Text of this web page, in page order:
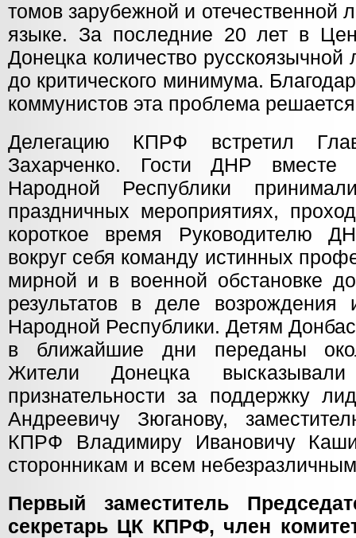
томов зарубежной и отечественной
языке. За последние 20 лет в
Донецка количество русскоязычной
до критического минимума.
коммунистов эта проблема
Делегацию КПРФ встретил
Захарченко. Гости ДНР вместе
Народной Республики
праздничных мероприятиях,
короткое время Руководителю
вокруг себя команду истинных
мирной и в военной обстановке
результатов в деле возрождения
Народной Республики. Детям
в ближайшие дни переданы
Жители Донецка
признательности за поддержку
Андреевичу Зюганову,
КПРФ Владимиру Ивановичу
сторонникам и всем
Первый заместитель
секретарь ЦК КПРФ, член